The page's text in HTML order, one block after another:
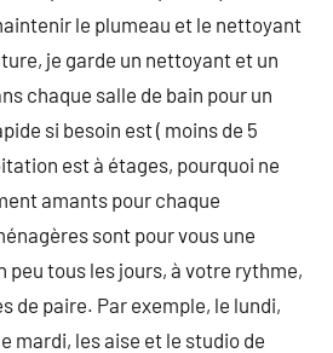
le plumeau et le nettoyant
je garde un nettoyant et un
chaque salle de bain pour un
si besoin est ( moins de 5
est à étages, pourquoi ne
amants pour chaque
sont pour vous une
peu tous les jours, à votre rythme,
de paire. Par exemple, le lundi,
mardi, les aise et le studio de